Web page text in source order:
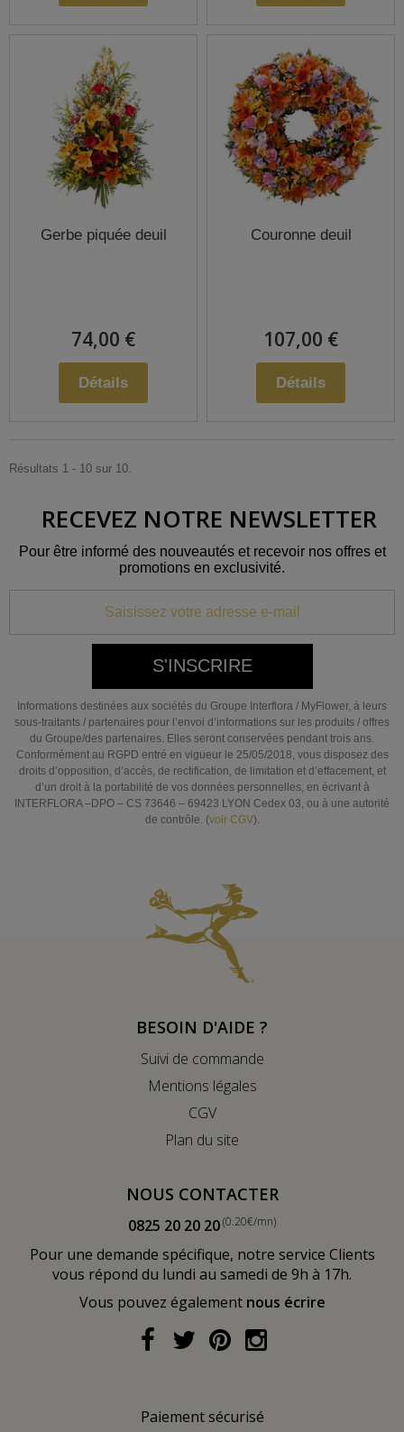
Gerbe piquée deuil
74,00 €
Détails
Couronne deuil
107,00 €
Détails
Résultats 1 - 10 sur 10.
RECEVEZ NOTRE NEWSLETTER
Pour être informé des nouveautés et recevoir nos offres et
promotions en exclusivité.
S'INSCRIRE
Informations destinées aux sociétés du Groupe Interflora / MyFlower, à leurs
sous-traitants / partenaires pour l’envoi d’informations sur les produits / offres
du Groupe/des partenaires. Elles seront conservées pendant trois ans.
Conformément au RGPD entré en vigueur le 25/05/2018, vous disposez des
droits d’opposition, d’accès, de rectification, de limitation et d’effacement, et
d’un droit à la portabilité de vos données personnelles, en écrivant à
INTERFLORA –DPO – CS 73646 – 69423 LYON Cedex 03, ou à une autorité
de contrôle. (voir CGV).
BESOIN D'AIDE ?
Suivi de commande
Mentions légales
CGV
Plan du site
NOUS CONTACTER
0825 20 20 20(0.20€/mn)
Pour une demande spécifique, notre service Clients
vous répond du lundi au samedi de 9h à 17h.
Vous pouvez également nous écrire
Paiement sécurisé